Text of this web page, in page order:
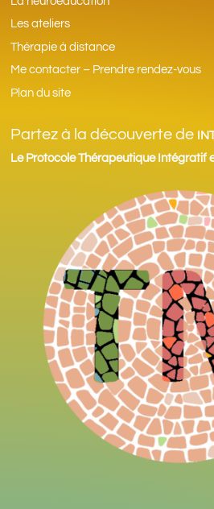
Les ateliers
Thérapie à distance
Me contacter – Prendre rendez-vous
Plan du site
Partez à la découverte de
Le Protocole Thérapeutique Intégratif